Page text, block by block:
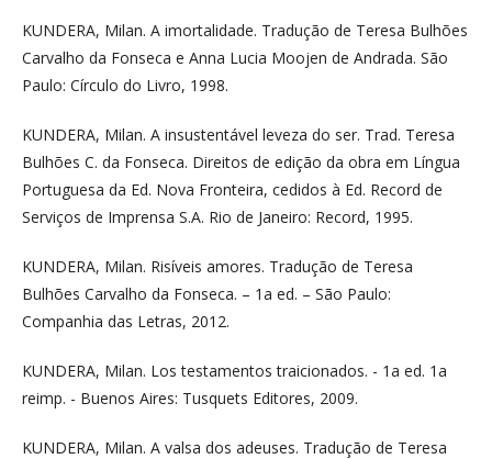
KUNDERA, Milan. A imortalidade. Tradução de Teresa Bulhões
Carvalho da Fonseca e Anna Lucia Moojen de Andrada. São
Paulo: Círculo do Livro, 1998.
KUNDERA, Milan. A insustentável leveza do ser. Trad. Teresa
Bulhões C. da Fonseca. Direitos de edição da obra em Língua
Portuguesa da Ed. Nova Fronteira, cedidos à Ed. Record de
Serviços de Imprensa S.A. Rio de Janeiro: Record, 1995.
KUNDERA, Milan. Risíveis amores. Tradução de Teresa
Bulhões Carvalho da Fonseca. – 1a ed. – São Paulo:
Companhia das Letras, 2012.
KUNDERA, Milan. Los testamentos traicionados. - 1a ed. 1a
reimp. - Buenos Aires: Tusquets Editores, 2009.
KUNDERA, Milan. A valsa dos adeuses. Tradução de Teresa